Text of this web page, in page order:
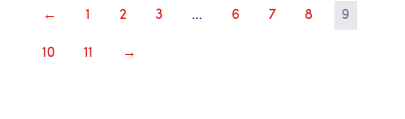
← 1 2 3 … 6 7 8 9
10 11 →